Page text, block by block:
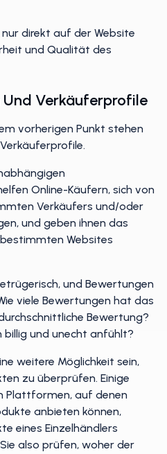
direkt auf der Website
und Qualität des
Und Verkäuferprofile
vorherigen Punkt stehen
Online-Käufern, sich von
Verkäufers und/oder
und geben ihnen das
Websites
und Bewertungen
viele Bewertungen hat das
Bewertung?
billig und unecht anfühlt?
weitere Möglichkeit sein,
zu überprüfen. Einige
Plattformen, auf denen
anbieten können,
eines Einzelhändlers
also prüfen, woher der